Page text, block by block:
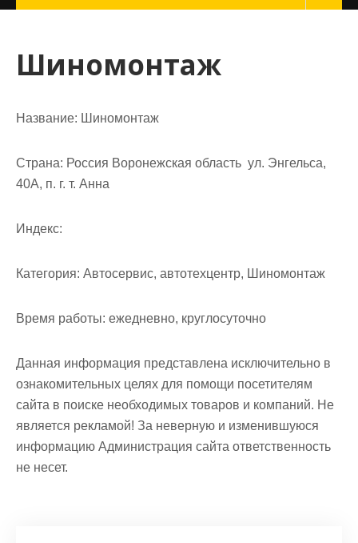
Шиномонтаж
Название: Шиномонтаж
Страна: Россия Воронежская область ул. Энгельса,
40А, п. г. т. Анна
Индекс:
Категория: Автосервис, автотехцентр, Шиномонтаж
Время работы: ежедневно, круглосуточно
Данная информация представлена исключительно в
ознакомительных целях для помощи посетителям
сайта в поиске необходимых товаров и компаний. Не
является рекламой! За неверную и изменившуюся
информацию Администрация сайта ответственность
не несет.